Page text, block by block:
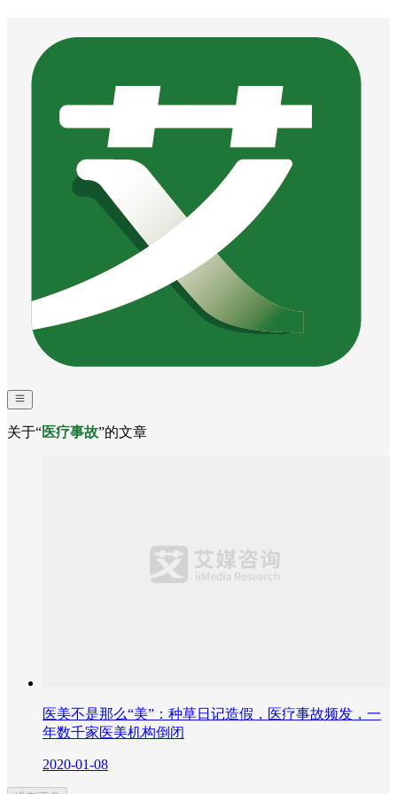
关于“医疗事故”的文章
医美不是那么“美”：种草日记造假，医疗事故频发，一
年数千家医美机构倒闭
2020-01-08